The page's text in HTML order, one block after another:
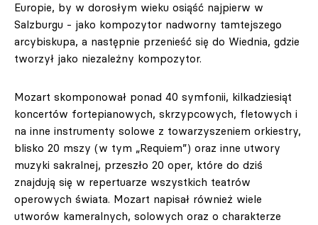
Europie, by w dorosłym wieku osiąść najpierw w
Salzburgu - jako kompozytor nadworny tamtejszego
arcybiskupa, a następnie przenieść się do Wiednia, gdzie
tworzył jako niezależny kompozytor.
Mozart skomponował ponad 40 symfonii, kilkadziesiąt
koncertów fortepianowych, skrzypcowych, fletowych i
na inne instrumenty solowe z towarzyszeniem orkiestry,
blisko 20 mszy (w tym „Requiem”) oraz inne utwory
muzyki sakralnej, przeszło 20 oper, które do dziś
znajdują się w repertuarze wszystkich teatrów
operowych świata. Mozart napisał również wiele
utworów kameralnych, solowych oraz o charakterze